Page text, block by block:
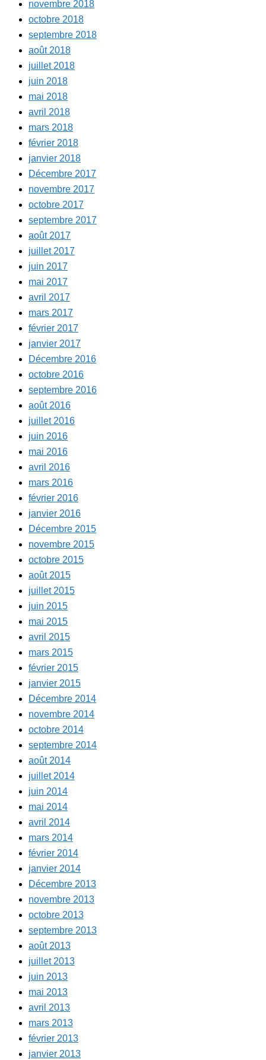
novembre 2018
octobre 2018
septembre 2018
août 2018
juillet 2018
juin 2018
mai 2018
avril 2018
mars 2018
février 2018
janvier 2018
Décembre 2017
novembre 2017
octobre 2017
septembre 2017
août 2017
juillet 2017
juin 2017
mai 2017
avril 2017
mars 2017
février 2017
janvier 2017
Décembre 2016
octobre 2016
septembre 2016
août 2016
juillet 2016
juin 2016
mai 2016
avril 2016
mars 2016
février 2016
janvier 2016
Décembre 2015
novembre 2015
octobre 2015
août 2015
juillet 2015
juin 2015
mai 2015
avril 2015
mars 2015
février 2015
janvier 2015
Décembre 2014
novembre 2014
octobre 2014
septembre 2014
août 2014
juillet 2014
juin 2014
mai 2014
avril 2014
mars 2014
février 2014
janvier 2014
Décembre 2013
novembre 2013
octobre 2013
septembre 2013
août 2013
juillet 2013
juin 2013
mai 2013
avril 2013
mars 2013
février 2013
janvier 2013